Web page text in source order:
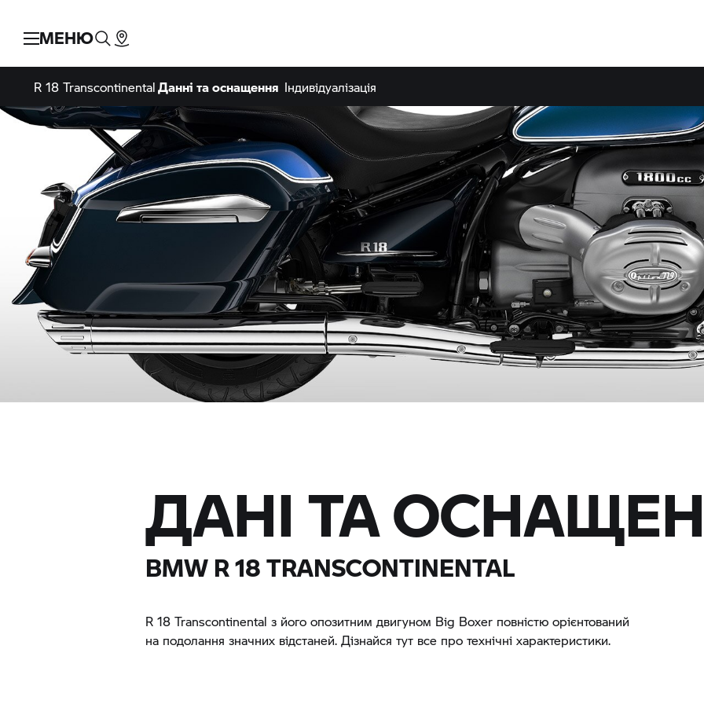
МЕНЮ
R 18 TranscontinentalДанні та оснащення Індивідуалізація
ДАНІ ТА
BMW R 18TRANSCONTINENTAL
R 18 Transcontinental з його опозитним двигуном Big Boxer повністю орієнтований
на подолання значних відстаней. Дізнайся тут все про технічні характеристики.